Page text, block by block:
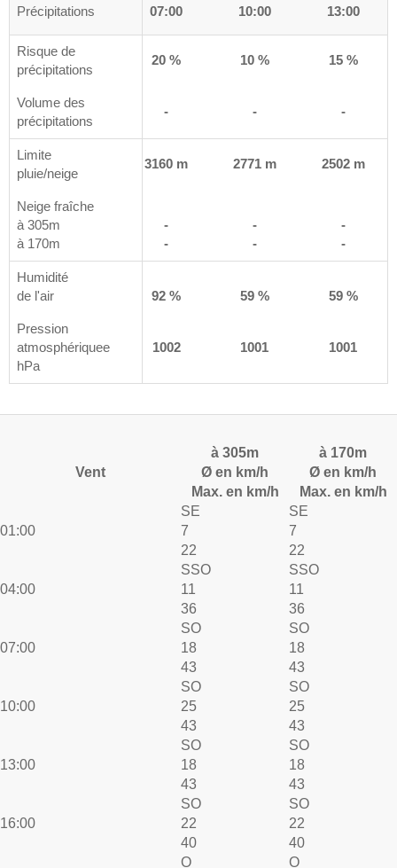
Précipitations
04:00 07:00 10:00 13:00
Risque de
précipitations
70 % 20 % 10 % 15 %
Volume des
précipitations
<1 l /m² - - -
Limite
pluie/neige
3160 m 2771 m 2502 m
Neige fraîche
à 305m
à 170m
-
-
-
-
-
-
Humidité
de l'air
92 % 59 % 59 %
Pression
atmosphériquee
hPa
1002 1002 1001 1001
Vent
à 305m
Ø en km/h
Max. en km/h
à 170m
Ø en km/h
Max. en km/h
01:00
SE
7
22
SE
7
22
04:00
SSO
11
36
SSO
11
36
07:00
SO
18
43
SO
18
43
10:00
SO
25
43
SO
25
43
13:00
SO
18
43
SO
18
43
16:00
SO
22
40
SO
22
40
O
O